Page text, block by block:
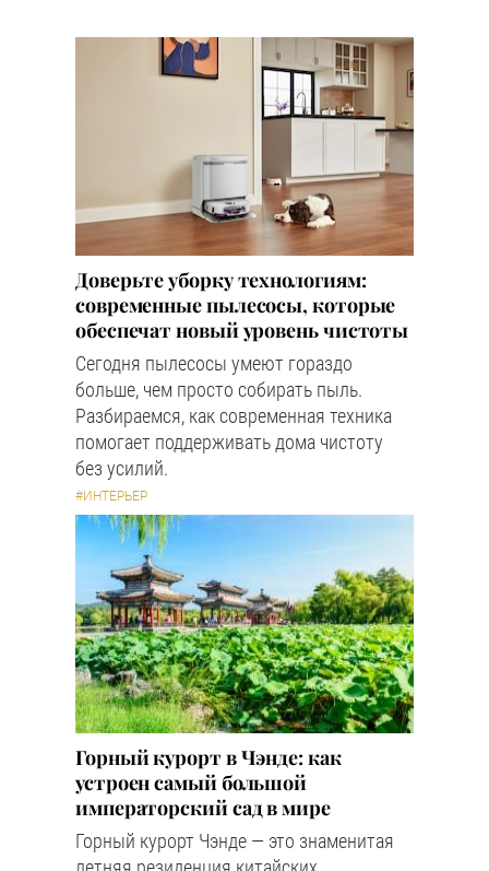
Доверьте уборку технологиям:
современные пылесосы, которые
обеспечат новый уровень чистоты
Сегодня пылесосы умеют гораздо
больше, чем просто собирать пыль.
Разбираемся, как современная техника
помогает поддерживать дома чистоту
без усилий.
#ИНТЕРЬЕР
Горный курорт в Чэнде: как
устроен самый большой
императорский сад в мире
Горный курорт Чэнде — это знаменитая